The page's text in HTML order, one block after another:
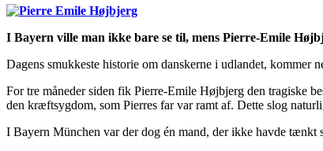
I Bayern ville man ikke bare se til, mens Pierre-Emile
Dagens smukkeste historie om danskerne i udlandet, kommer
For tre måneder siden fik Pierre-Emile Højbjerg den tragiske
den kræftsygdom, som Pierres far var ramt af. Dette slog
I Bayern München var der dog én mand, der ikke havde tænkt